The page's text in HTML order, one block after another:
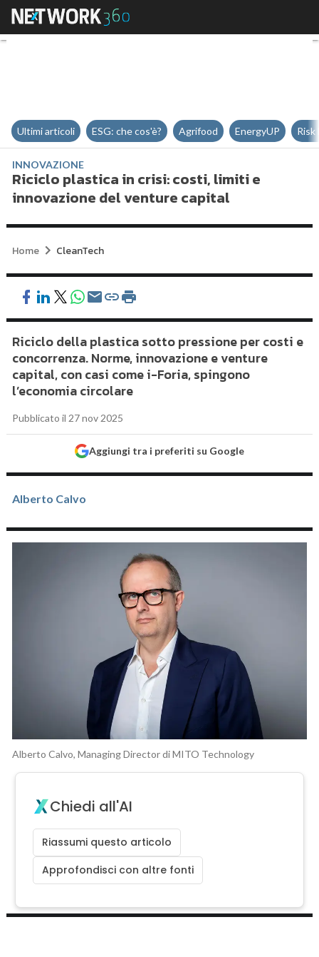
Riciclo plastica in crisi: costi,
Ultimi articoli ESG: che cos'è? Agrifood EnergyUP Risk
INNOVAZIONE
Riciclo plastica in crisi: costi, limiti e
innovazione del venture capital
Home CleanTech
Riciclo della plastica sotto pressione per costi e
concorrenza. Norme, innovazione e venture
capital, con casi come i-Foria, spingono
l’economia circolare
Pubblicato il 27 nov 2025
Aggiungi tra i preferiti su Google
Alberto Calvo
Alberto Calvo, Managing Director di MITO Technology
Chiedi all'AI
Riassumi questo articolo
Approfondisci con altre fonti